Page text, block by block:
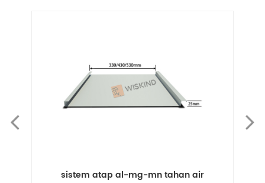
sistem atap al-mg-mn tahan air